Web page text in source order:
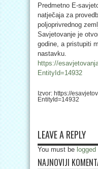
Predmetno E-
natječaja za
poljoprivrednog
Savjetovanje je
godine, a pristupiti
nastavku.
https://
EntityId=14932
Izvor: https://
EntityId=14932
LEAVE A REPLY
You must be logged
NAJNOVIJI